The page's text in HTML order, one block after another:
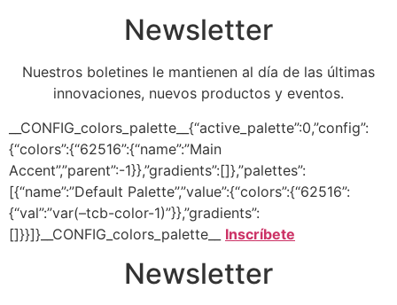
Newsletter
Nuestros boletines le mantienen al día de las últimas
innovaciones, nuevos productos y eventos.
__CONFIG_colors_palette__{“active_palette”:0,”config”:
{“colors”:{“62516”:{“name”:”Main
Accent”,”parent”:-1}},”gradients”:[]},”palettes”:
[{“name”:”Default Palette”,”value”:{“colors”:{“62516”:
{“val”:”var(–tcb-color-1)”}},”gradients”:
[]}}]}__CONFIG_colors_palette__ Inscríbete
Newsletter